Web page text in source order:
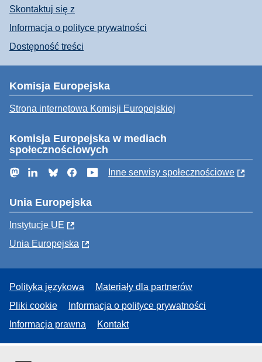
Skontaktuj się z
Informacja o polityce prywatności
Dostępność treści
Komisja Europejska
Strona internetowa Komisji Europejskiej
Komisja Europejska w mediach
społecznościowych
MastodonLinkedInBlueskyFacebookYouTube
Inne serwisy społecznościowe
Unia Europejska
Instytucje UE
Unia Europejska
Polityka językowa
Materiały dla partnerów
Pliki cookie
Informacja o polityce prywatności
Informacja prawna
Kontakt